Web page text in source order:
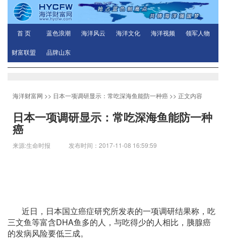
首 页 蓝色浪潮 海洋风云 海洋文化 海洋视频 领军人物
财富联盟 品牌山东
海洋财富网 >> 日本一项调研显示：常吃深海鱼能防一种癌 >> 正文内容
日本一项调研显示：常吃深海鱼能防一种
癌
来源:生命时报 发布时间：2017-11-08 16:59:59
近日，日本国立癌症研究所发表的一项调研结果称，吃
三文鱼等富含DHA鱼多的人，与吃得少的人相比，胰腺癌
的发病风险要低三成。